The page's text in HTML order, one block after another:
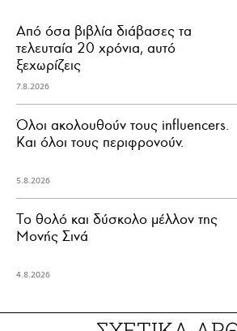
Από όσα βιβλία διάβασες τα
τελευταία 20 χρόνια, αυτό
ξεχωρίζεις
7.8.2026
Όλοι ακολουθούν τους influencers.
Και όλοι τους περιφρονούν.
5.8.2026
Το θολό και δύσκολο μέλλον της
Μονής Σινά
4.8.2026